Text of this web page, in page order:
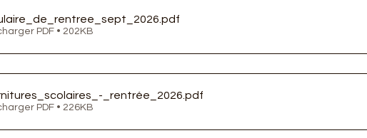
.pdf
PDF • 202KB
_rentrée_2026 .pdf
PDF • 226KB